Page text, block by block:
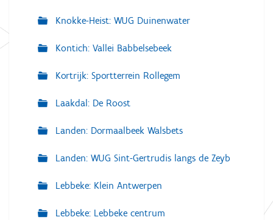
Knokke-Heist: WUG Duinenwater
Kontich: Vallei Babbelsebeek
Kortrijk: Sportterrein Rollegem
Laakdal: De Roost
Landen: Dormaalbeek Walsbets
Landen: WUG Sint-Gertrudis langs de Zeyb
Lebbeke: Klein Antwerpen
Lebbeke: Lebbeke centrum